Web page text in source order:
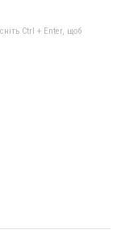
Ctrl + Enter, щоб